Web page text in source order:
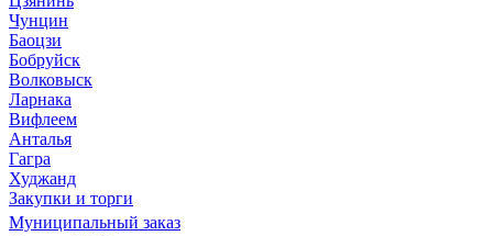
Чунцин
Баоцзи
Бобруйск
Волковыск
Ларнака
Вифлеем
Анталья
Гагра
Худжанд
Закупки и торги
Муниципальный заказ